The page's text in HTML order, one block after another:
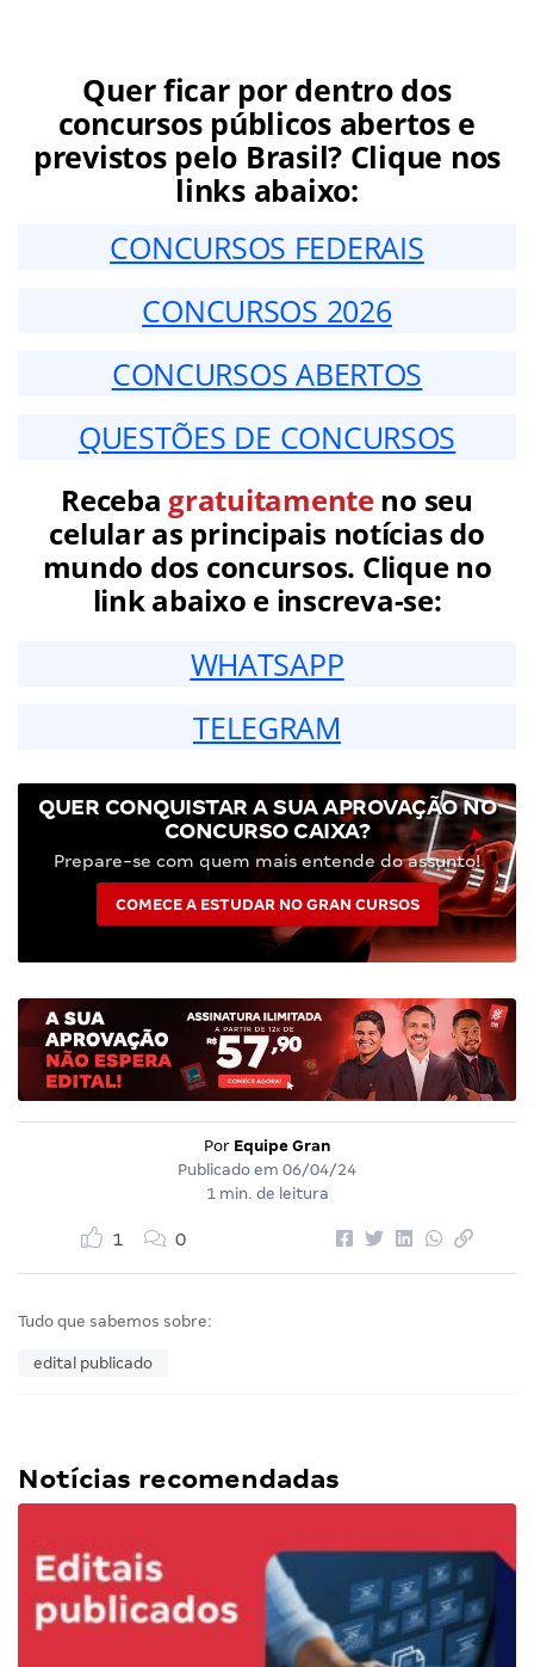
Quer ficar por dentro dos
concursos públicos abertos e
previstos pelo Brasil? Clique nos
links abaixo:
CONCURSOS FEDERAIS
CONCURSOS 2026
CONCURSOS ABERTOS
QUESTÕES DE CONCURSOS
Receba gratuitamenteno seu
celular as principais notícias do
mundo dos concursos. Clique no
link abaixo e inscreva-se:
WHATSAPP
TELEGRAM
QUER CONQUISTAR A SUA APROVAÇÃO NO
CONCURSO CAIXA?
Prepare-se com quem mais entende do assunto!
COMECE A ESTUDAR NO GRAN CURSOS
Por Equipe Gran
Publicado em 06/04/24
1 min. de leitura
1 0
Tudo que sabemos sobre:
edital publicado
Notícias recomendadas